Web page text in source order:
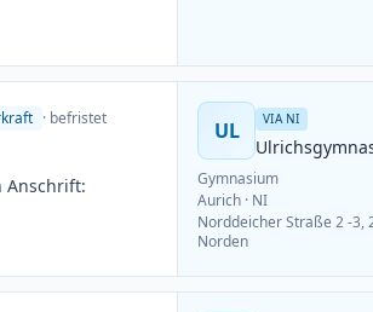
· befristet
Anschrift:
UL VIA NI
Gymnasium
Aurich · NI
Norddeicher Straße 2 -3,
Norden